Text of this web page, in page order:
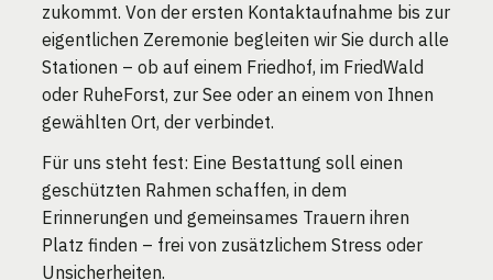
zukommt. Von der ersten Kontaktaufnahme bis zur
eigentlichen Zeremonie begleiten wir Sie durch alle
Stationen – ob auf einem Friedhof, im FriedWald
oder RuheForst, zur See oder an einem von Ihnen
gewählten Ort, der verbindet.
Für uns steht fest: Eine Bestattung soll einen
geschützten Rahmen schaffen, in dem
Erinnerungen und gemeinsames Trauern ihren
Platz finden – frei von zusätzlichem Stress oder
Unsicherheiten.